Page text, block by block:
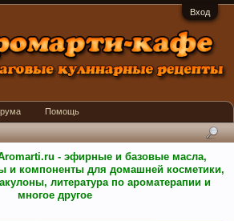
Вход
Aromarti.ru - эфирные и базовые масла,
и компоненты для домашней косметики,
литература по ароматерапии и
многое другое
Помощь